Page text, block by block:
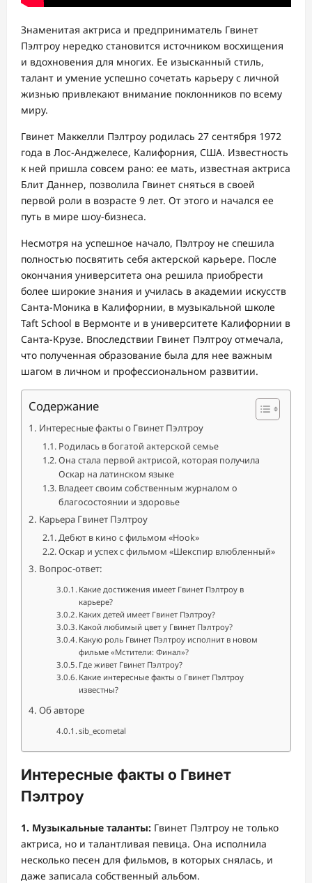
Знаменитая актриса и предприниматель Гвинет
Пэлтроу нередко становится источником восхищения
и вдохновения для многих. Ее изысканный стиль,
талант и умение успешно сочетать карьеру с личной
жизнью привлекают внимание поклонников по всему
миру.
Гвинет Маккелли Пэлтроу родилась 27 сентября 1972
года в Лос-Анджелесе, Калифорния, США. Известность
к ней пришла совсем рано: ее мать, известная актриса
Блит Даннер, позволила Гвинет сняться в своей
первой роли в возрасте 9 лет. От этого и начался ее
путь в мире шоу-бизнеса.
Несмотря на успешное начало, Пэлтроу не спешила
полностью посвятить себя актерской карьере. После
окончания университета она решила приобрести
более широкие знания и училась в академии искусств
Санта-Моника в Калифорнии, в музыкальной школе
Taft School в Вермонте и в университете Калифорнии в
Санта-Крузе. Впоследствии Гвинет Пэлтроу отмечала,
что полученная образование была для нее важным
шагом в личном и профессиональном развитии.
Содержание
Интересные факты о Гвинет Пэлтроу
Родилась в богатой актерской семье
Она стала первой актрисой, которая получила
Оскар на латинском языке
Владеет своим собственным журналом о
благосостоянии и здоровье
Карьера Гвинет Пэлтроу
Дебют в кино с фильмом «Hook»
Оскар и успех с фильмом «Шекспир влюбленный»
Вопрос-ответ:
Какие достижения имеет Гвинет Пэлтроу в
карьере?
Каких детей имеет Гвинет Пэлтроу?
Какой любимый цвет у Гвинет Пэлтроу?
Какую роль Гвинет Пэлтроу исполнит в новом
фильме «Мстители: Финал»?
Где живет Гвинет Пэлтроу?
Какие интересные факты о Гвинет Пэлтроу
известны?
Об авторе
sib_ecometal
Интересные факты о Гвинет
Пэлтроу
1. Музыкальные таланты: Гвинет Пэлтроу не только
актриса, но и талантливая певица. Она исполнила
несколько песен для фильмов, в которых снялась, и
даже записала собственный альбом.